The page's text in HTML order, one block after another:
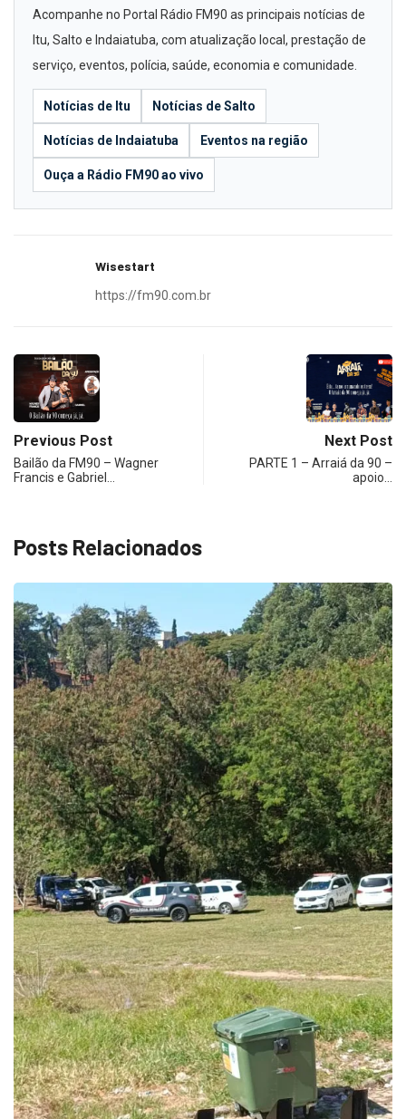
Acompanhe no Portal Rádio FM90 as principais notícias de
Itu, Salto e Indaiatuba, com atualização local, prestação de
serviço, eventos, polícia, saúde, economia e comunidade.
Notícias de Itu Notícias de Salto
Notícias de Indaiatuba Eventos na região
Ouça a Rádio FM90 ao vivo
Wisestart
https://fm90.com.br
Previous Post
Bailão da FM90 – Wagner
Francis e Gabriel…
Next Post
PARTE 1 – Arraiá da 90 –
apoio…
Posts Relacionados
ECONOMIA
Queda dos empregos formais em Itu reflete...
agosto 6, 2026